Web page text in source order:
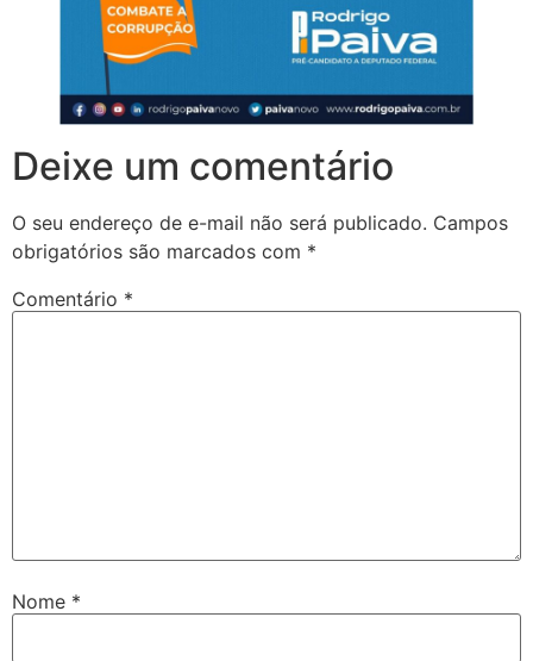
Deixe um comentário
O seu endereço de e-mail não será publicado. Campos
obrigatórios são marcados com *
Comentário *
Nome *